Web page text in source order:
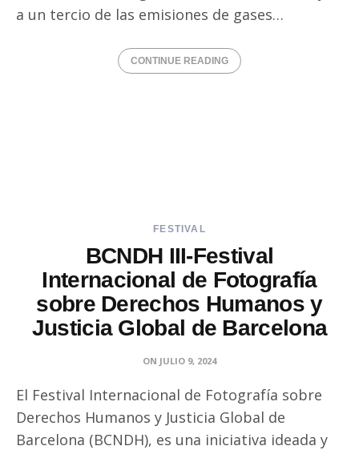
a un tercio de las emisiones de gases…
CONTINUE READING
FESTIVAL
BCNDH III-Festival
Internacional de Fotografía
sobre Derechos Humanos y
Justicia Global de Barcelona
ON JULIO 9, 2024
El Festival Internacional de Fotografía sobre
Derechos Humanos y Justicia Global de
Barcelona (BCNDH), es una iniciativa ideada y